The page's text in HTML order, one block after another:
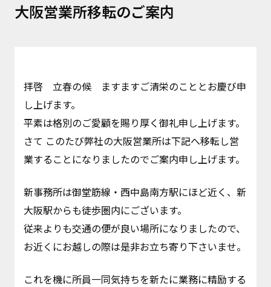
大阪営業所移転のご案内
拝啓 立春の候 ますますご清栄のこととお慶び申
し上げます。
平素は格別のご愛顧を賜り厚く御礼申し上げます。
さて このたび弊社の大阪営業所は下記へ移転し営
業することになりましたのでご案内申し上げます。
新事務所は御堂筋線・西中島南方駅にほど近く、新
大阪駅からも徒歩圏内にございます。
従来よりも交通の便が良い場所になりましたので、
お近くにお越しの際は是非お立ち寄り下さいませ。
これを機に所員一同気持ちを新たに業務に精励する